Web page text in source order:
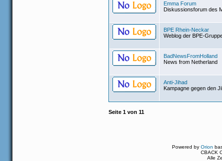
Emma Forum
Diskussionsforum des
BPE Rhein-Neckar
Weblog der BPE-
BadNewsFromHolland
News from Netherland
Anti-Jihad
Kampagne gegen den
Seite 1 von 11
Powered byOrion
CBACK
Alle